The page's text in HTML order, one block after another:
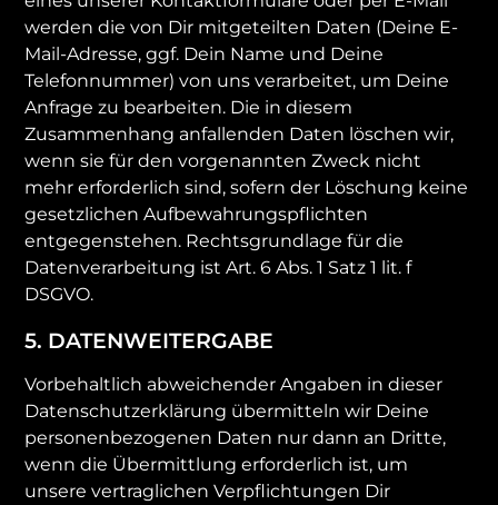
werden die von Dir mitgeteilten Daten (Deine E-
Mail-Adresse, ggf. Dein Name und Deine
Telefonnummer) von uns verarbeitet, um Deine
Anfrage zu bearbeiten. Die in diesem
Zusammenhang anfallenden Daten löschen wir,
wenn sie für den vorgenannten Zweck nicht
mehr erforderlich sind, sofern der Löschung keine
gesetzlichen Aufbewahrungspflichten
entgegenstehen. Rechtsgrundlage für die
Datenverarbeitung ist Art. 6 Abs. 1 Satz 1 lit. f
DSGVO.
5. DATENWEITERGABE
Vorbehaltlich abweichender Angaben in dieser
Datenschutzerklärung übermitteln wir Deine
personenbezogenen Daten nur dann an Dritte,
wenn die Übermittlung erforderlich ist, um
unsere vertraglichen Verpflichtungen Dir